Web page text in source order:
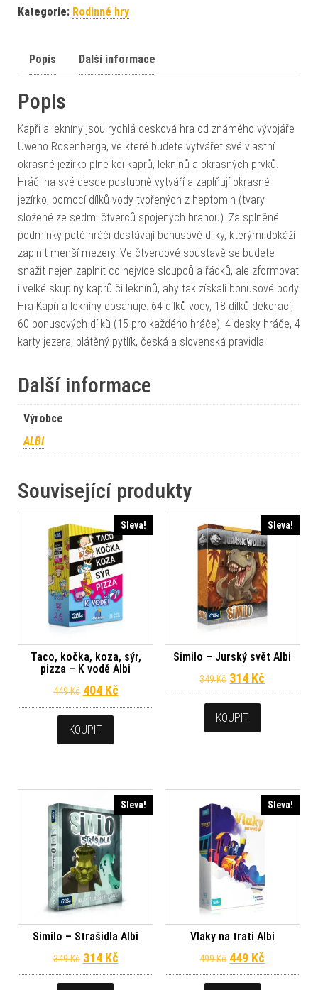
Kategorie: Rodinné hry
Popis Další informace
Popis
Kapři a lekníny jsou rychlá desková hra od známého vývojáře
Uweho Rosenberga, ve které budete vytvářet své vlastní
okrasné jezírko plné koi kaprů, leknínů a okrasných prvků.
Hráči na své desce postupně vytváří a zaplňují okrasné
jezírko, pomocí dílků vody tvořených z heptomin (tvary
složené ze sedmi čtverců spojených hranou). Za splněné
podmínky poté hráči dostávají bonusové dílky, kterými dokáží
zaplnit menší mezery. Ve čtvercové soustavě se budete
snažit nejen zaplnit co nejvíce sloupců a řádků, ale zformovat
i velké skupiny kaprů či leknínů, aby tak získali bonusové body.
Hra Kapři a lekníny obsahuje: 64 dílků vody, 18 dílků dekorací,
60 bonusových dílků (15 pro každého hráče), 4 desky hráče, 4
karty jezera, plátěný pytlík, česká a slovenská pravidla.
Další informace
Výrobce
ALBI
Související produkty
Sleva!
Taco, kočka, koza, sýr,
pizza – K vodě Albi
449Kč Původní cena byla: 449 Kč.
404 KčAktuální cena je: 404 Kč.
KOUPIT
Sleva!
Similo – Jurský svět Albi
349Kč Původní cena
314 Kč
KOUPIT
Sleva!
Similo – Strašidla Albi
349Kč Původní cena byla: 349 Kč.
314 KčAktuální cena je: 314 Kč.
Sleva!
Vlaky na trati Albi
499Kč Původní cena
449 Kč